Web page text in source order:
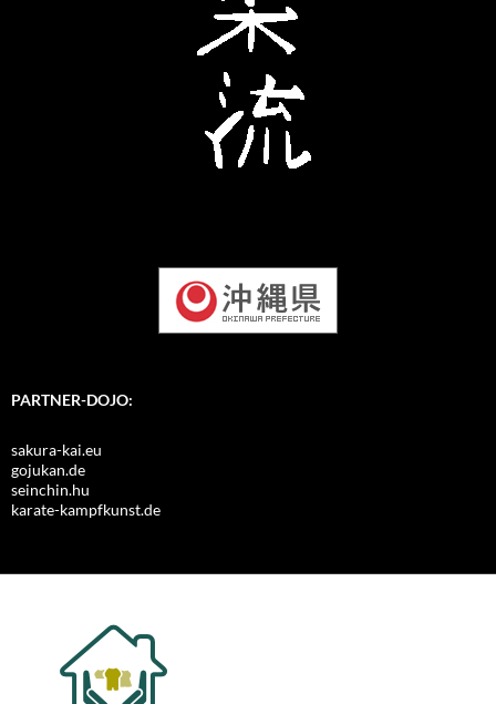
PARTNER-DOJO:
sakura-kai.eu
gojukan.de
seinchin.hu
karate-kampfkunst.de